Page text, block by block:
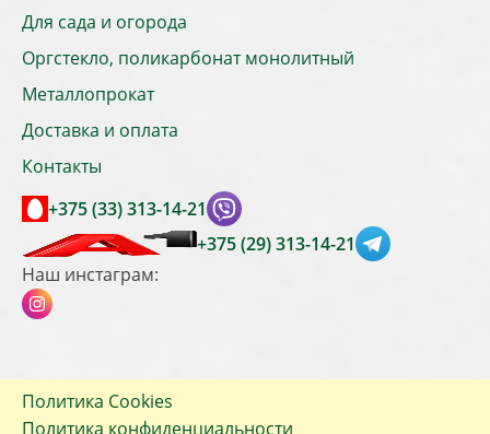
Для сада и огорода
Оргстекло, поликарбонат монолитный
Металлопрокат
Доставка и оплата
Контакты
+375 (33) 313-14-21
+375 (29) 313-14-21
Наш инстаграм:
Политика Cookies
Политика конфиденциальности